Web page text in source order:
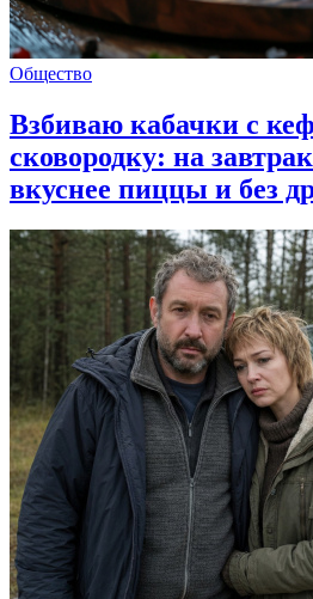
Общество
Взбиваю кабачки с
сковородку: на
вкуснее пиццы и без